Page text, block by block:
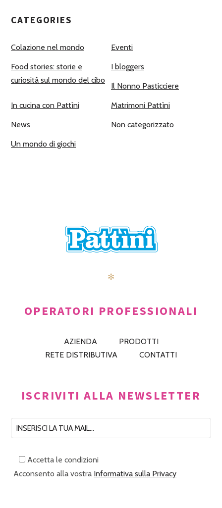
CATEGORIES
Colazione nel mondo Eventi
Food stories: storie e
curiosità sul mondo del cibo
I bloggers
Il Nonno Pasticciere
In cucina con Pattìni Matrimoni Pattìni
News Non categorizzato
Un mondo di giochi
✻
OPERATORI PROFESSIONALI
AZIENDA
PRODOTTI
RETE DISTRIBUTIVA
CONTATTI
ISCRIVITI ALLA NEWSLETTER
Accetta le condizioni
Acconsento alla vostra Informativa sulla Privacy